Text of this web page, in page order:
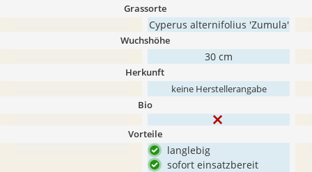
Grassorte
Cyperus alternifolius 'Zumula'
Wuchshöhe
30 cm
Herkunft
keine Herstellerangabe
Bio
Vorteile
langlebig
sofort einsatzbereit